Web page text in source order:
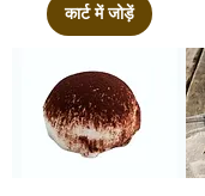
कार्ट में जोड़ें